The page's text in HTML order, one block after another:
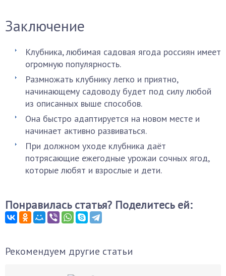
Заключение
Клубника, любимая садовая ягода россиян имеет
огромную популярность.
Размножать клубнику легко и приятно,
начинающему садоводу будет под силу любой
из описанных выше способов.
Она быстро адаптируется на новом месте и
начинает активно развиваться.
При должном уходе клубника даёт
потрясающие ежегодные урожаи сочных ягод,
которые любят и взрослые и дети.
Понравилась статья? Поделитесь ей:
Рекомендуем другие статьи